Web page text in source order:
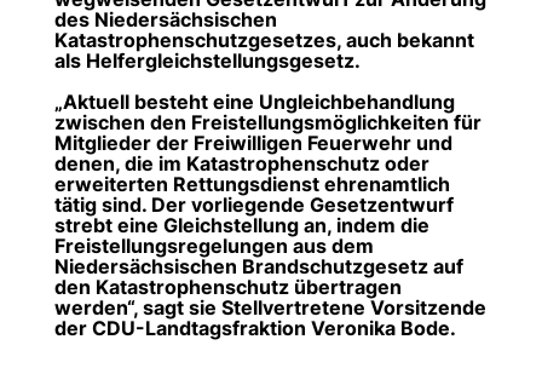
des Niedersächsischen
Katastrophenschutzgesetzes, auch bekannt
als Helfergleichstellungsgesetz.
Aktuell besteht eine Ungleichbehandlung
zwischen den Freistellungsmöglichkeiten für
Mitglieder der Freiwilligen Feuerwehr und
denen, die im Katastrophenschutz oder
erweiterten Rettungsdienst ehrenamtlich
tätig sind. Der vorliegende Gesetzentwurf
strebt eine Gleichstellung an, indem die
Freistellungsregelungen aus dem
Niedersächsischen Brandschutzgesetz auf
den Katastrophenschutz übertragen
werden“, sagt sie Stellvertretene Vorsitzende
der CDU-Landtagsfraktion Veronika Bode.